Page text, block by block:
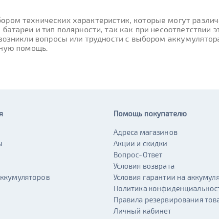
технических характеристик, которые могут
и тип полярности, так как при несоответствии
вопросы или трудности с выбором
помощь.
Помощь покупателю
Адреса магазинов
Акции и скидки
Вопрос-Ответ
Условия возврата
Условия гарантии на
Политика
Правила резервирования
Личный кабинет